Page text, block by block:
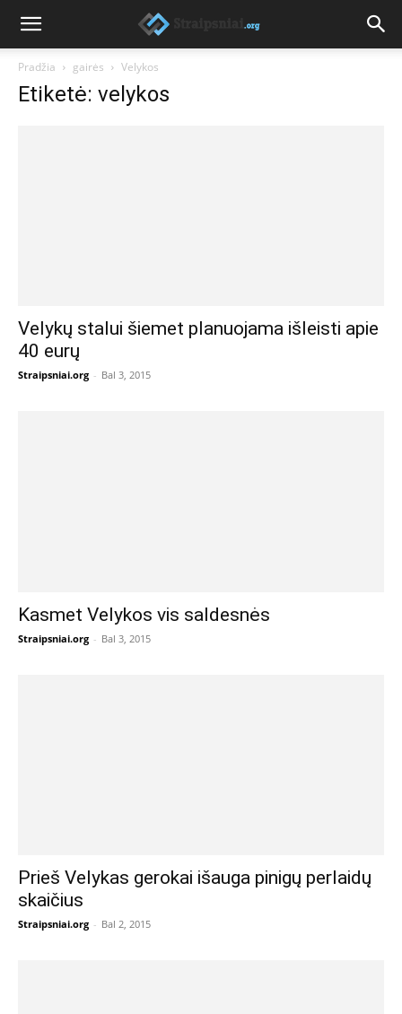
Pradžia gairės Velykos
Etiketė: velykos
Velykų stalui šiemet planuojama išleisti apie
40 eurų
Straipsniai.org - Bal 3, 2015
Kasmet Velykos vis saldesnės
Straipsniai.org - Bal 3, 2015
Prieš Velykas gerokai išauga pinigų perlaidų
skaičius
Straipsniai.org - Bal 2, 2015